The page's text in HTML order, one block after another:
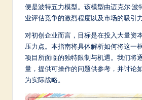
fi
d
C
hi
便是波特五力模型。该模型由迈克尔·波
业评估竞争的激烈程度以及市场的吸引力
对初创企业而言，目标是在投入大量资
压力点。本指南将具体解析如何将这一
项目所面临的独特限制与机遇。我们将
量，提供可操作的问题供参考，并讨论
为实际战略。